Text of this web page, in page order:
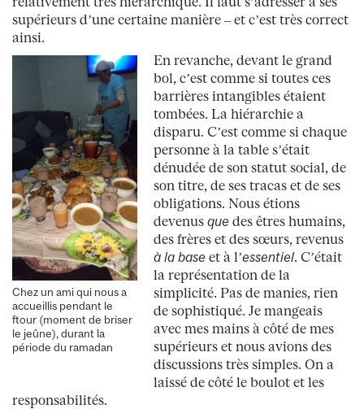
supérieurs d’une certaine manière – et c’est très correct
ainsi.
Chez un ami qui nous a
accueillis pendant le
ftour (moment de briser
le jeûne), durant la
période du ramadan
En revanche, devant le grand
bol, c’est comme si toutes ces
barrières intangibles étaient
tombées. La hiérarchie a
disparu. C’est comme si chaque
personne à la table s’était
dénudée de son statut social, de
son titre, de ses tracas et de ses
obligations. Nous étions
devenus que des êtres humains,
des frères et des sœurs, revenus
à la base et à l’essentiel. C’était
la représentation de la
simplicité. Pas de manies, rien
de sophistiqué. Je mangeais
avec mes mains à côté de mes
supérieurs et nous avions des
discussions très simples. On a
laissé de côté le boulot et les
responsabilités.